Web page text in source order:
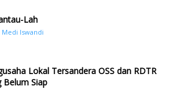
Lah
Medi Iswandi
Lokal Tersandera OSS dan RDTR
Belum Siap